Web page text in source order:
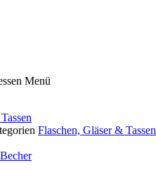
Menü
Flaschen, Gläser & Tassen